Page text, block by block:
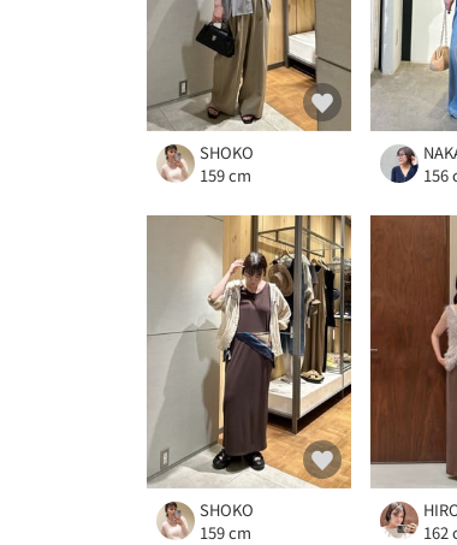
SHOKO
159 cm
156
SHOKO
159 cm
162